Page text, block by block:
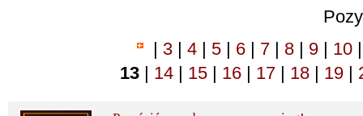
| 3 | 4 | 5 | 6 | 7 | 8 | 9 | 10 |
13 | 14 | 15 | 16 | 17 | 18 | 19 |